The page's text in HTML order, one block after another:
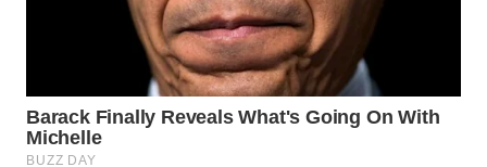
WN
BORNEO